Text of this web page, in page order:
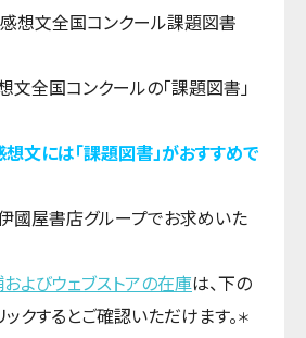
全国コンクールの「課題図書」
文には「課題図書」がおすすめで
國屋書店グループでお求めいた
よびウェブストアの在庫は、下の
クするとご確認いただけます。＊